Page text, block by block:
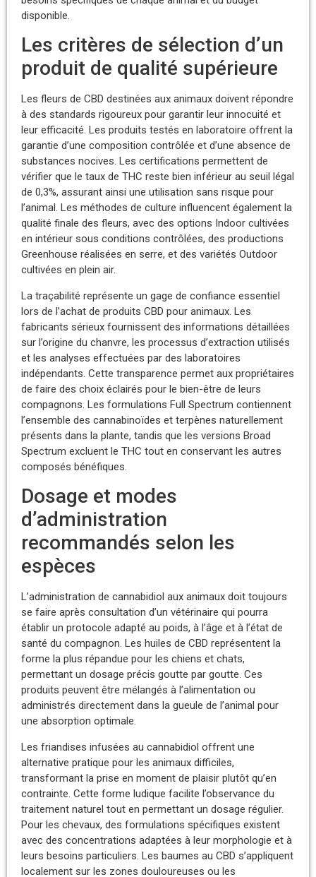
disponible.
Les critères de sélection d’un
produit de qualité supérieure
Les fleurs de CBD destinées aux animaux doivent répondre
à des standards rigoureux pour garantir leur innocuité et
leur efficacité. Les produits testés en laboratoire offrent la
garantie d’une composition contrôlée et d’une absence de
substances nocives. Les certifications permettent de
vérifier que le taux de THC reste bien inférieur au seuil légal
de 0,3%, assurant ainsi une utilisation sans risque pour
l’animal. Les méthodes de culture influencent également la
qualité finale des fleurs, avec des options Indoor cultivées
en intérieur sous conditions contrôlées, des productions
Greenhouse réalisées en serre, et des variétés Outdoor
cultivées en plein air.
La traçabilité représente un gage de confiance essentiel
lors de l’achat de produits CBD pour animaux. Les
fabricants sérieux fournissent des informations détaillées
sur l’origine du chanvre, les processus d’extraction utilisés
et les analyses effectuées par des laboratoires
indépendants. Cette transparence permet aux propriétaires
de faire des choix éclairés pour le bien-être de leurs
compagnons. Les formulations Full Spectrum contiennent
l’ensemble des cannabinoïdes et terpènes naturellement
présents dans la plante, tandis que les versions Broad
Spectrum excluent le THC tout en conservant les autres
composés bénéfiques.
Dosage et modes
d’administration
recommandés selon les
espèces
L’administration de cannabidiol aux animaux doit toujours
se faire après consultation d’un vétérinaire qui pourra
établir un protocole adapté au poids, à l’âge et à l’état de
santé du compagnon. Les huiles de CBD représentent la
forme la plus répandue pour les chiens et chats,
permettant un dosage précis goutte par goutte. Ces
produits peuvent être mélangés à l’alimentation ou
administrés directement dans la gueule de l’animal pour
une absorption optimale.
Les friandises infusées au cannabidiol offrent une
alternative pratique pour les animaux difficiles,
transformant la prise en moment de plaisir plutôt qu’en
contrainte. Cette forme ludique facilite l’observance du
traitement naturel tout en permettant un dosage régulier.
Pour les chevaux, des formulations spécifiques existent
avec des concentrations adaptées à leur morphologie et à
leurs besoins particuliers. Les baumes au CBD s’appliquent
localement sur les zones douloureuses ou les